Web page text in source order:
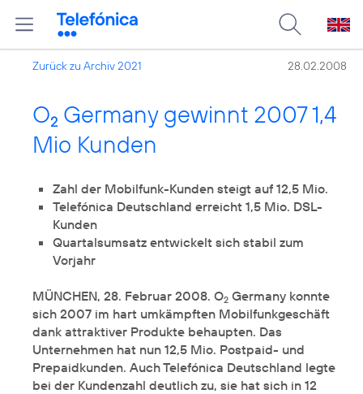
Zurück zu Archiv 2021 28.02.2008
O2 Germany gewinnt 2007 1,4
Mio Kunden
Zahl der Mobilfunk-Kunden steigt auf 12,5 Mio.
Telefónica Deutschland erreicht 1,5 Mio. DSL-
Kunden
Quartalsumsatz entwickelt sich stabil zum
Vorjahr
MÜNCHEN, 28. Februar 2008. O2 Germany konnte
sich 2007 im hart umkämpften Mobilfunkgeschäft
dank attraktiver Produkte behaupten. Das
Unternehmen hat nun 12,5 Mio. Postpaid- und
Prepaidkunden. Auch Telefónica Deutschland legte
bei der Kundenzahl deutlich zu, sie hat sich in 12